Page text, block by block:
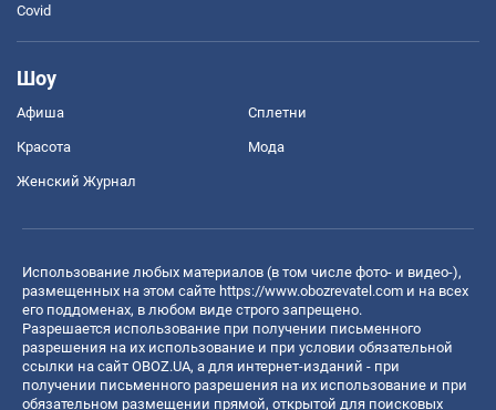
Covid
Шоу
Афиша Сплетни
Красота Мода
Женский Журнал
Использование любых материалов (в том числе фото- и видео-),
размещенных на этом сайте https://www.obozrevatel.com и на всех
его поддоменах, в любом виде строго запрещено.
Разрешается использование при получении письменного
разрешения на их использование и при условии обязательной
ссылки на сайт OBOZ.UA, а для интернет-изданий - при
получении письменного разрешения на их использование и при
обязательном размещении прямой, открытой для поисковых